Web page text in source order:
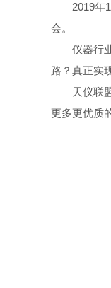
2019年
会。
仪器行
路？真正实
天仪联
更多更优质